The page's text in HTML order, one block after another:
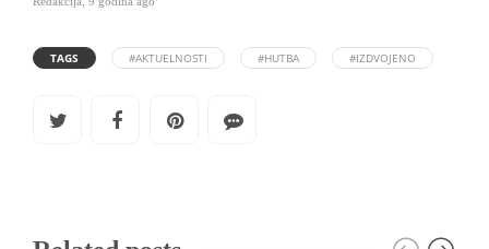
TAGS #AKTUELNOSTI #HUTBA #IZDVOJENO